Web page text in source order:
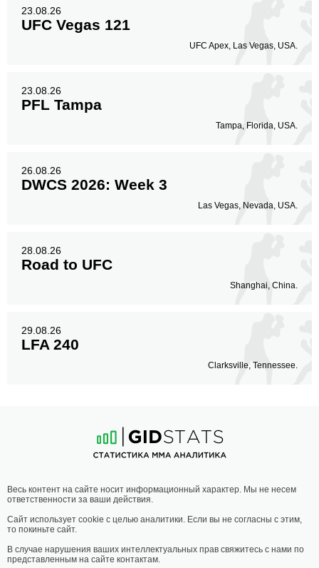
23.08.26
UFC Vegas 121
UFC Apex, Las Vegas, USA.
23.08.26
PFL Tampa
Tampa, Florida, USA.
26.08.26
DWCS 2026: Week 3
Las Vegas, Nevada, USA.
28.08.26
Road to UFC
Shanghai, China.
29.08.26
LFA 240
Clarksville, Tennessee.
Весь контент на сайте носит информационный характер. Мы не несем
ответственности за ваши действия.
Сайт использует cookie с целью аналитики. Если вы не согласны с этим,
то покиньте сайт.
В случае нарушения ваших интеллектуальных прав свяжитесь с нами по
представленным на сайте контактам.